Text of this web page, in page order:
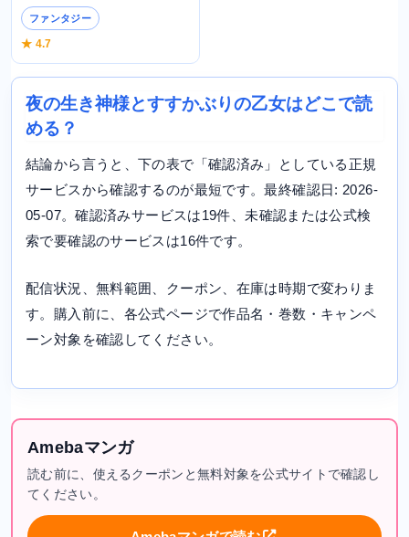
ファンタジー
★ 4.7
夜の生き神様とすすかぶりの乙女はどこで読
める？
結論から言うと、下の表で「確認済み」としている正規
サービスから確認するのが最短です。最終確認日: 2026-
05-07。確認済みサービスは19件、未確認または公式検
索で要確認のサービスは16件です。
配信状況、無料範囲、クーポン、在庫は時期で変わりま
す。購入前に、各公式ページで作品名・巻数・キャンペ
ーン対象を確認してください。
Amebaマンガ
読む前に、使えるクーポンと無料対象を公式サイトで確認し
てください。